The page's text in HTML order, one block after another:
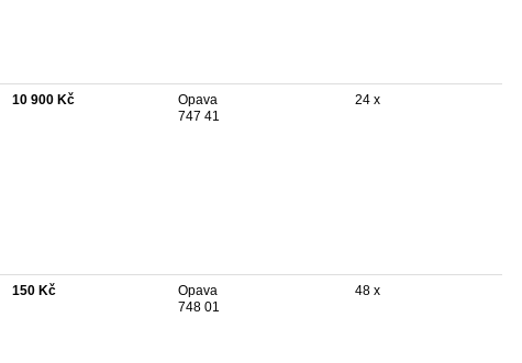
10 900 Kč
Opava
747 41
24 x
150 Kč
Opava
748 01
48 x